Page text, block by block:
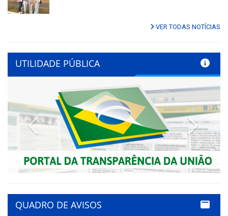
VER TODAS NOTÍCIAS
UTILIDADE PÚBLICA
Previous Next
QUADRO DE AVISOS